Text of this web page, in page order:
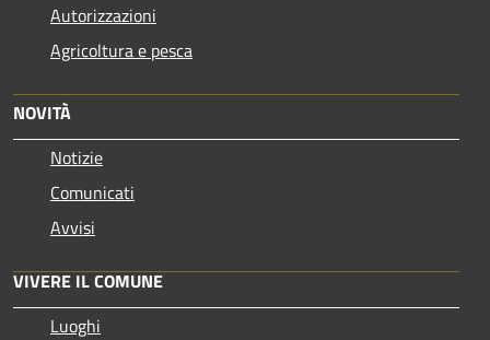
Autorizzazioni
Agricoltura e pesca
NOVITÀ
Notizie
Comunicati
Avvisi
VIVERE IL COMUNE
Luoghi